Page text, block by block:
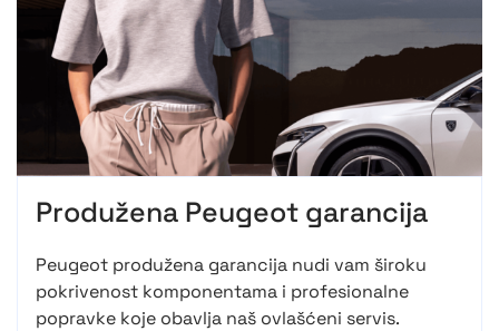
Produžena Peugeot garancija
Peugeot produžena garancija nudi vam široku
pokrivenost komponentama i profesionalne
popravke koje obavlja naš ovlašćeni servis.